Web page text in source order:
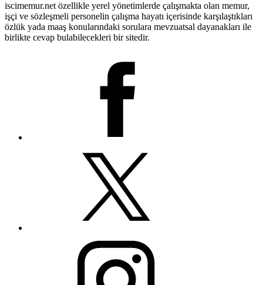
iscimemur.net özellikle yerel yönetimlerde çalışmakta olan memur,
işçi ve sözleşmeli personelin çalışma hayatı içerisinde karşılaştıkları
özlük yada maaş konularındaki sorulara mevzuatsal dayanakları ile
birlikte cevap bulabilecekleri bir sitedir.